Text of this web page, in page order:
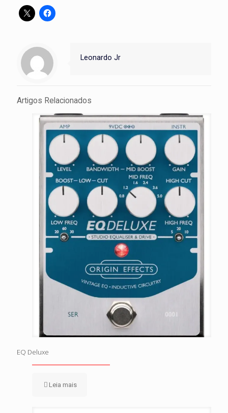
Leonardo Jr
Artigos Relacionados
EQ Deluxe
Leia mais